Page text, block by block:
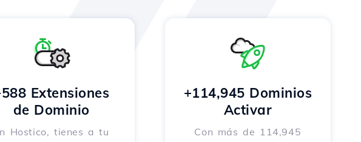
Extensiones
de Dominio
Hostico, tienes a tu
+114,945 Dominios
Activar
Con más de 114,945